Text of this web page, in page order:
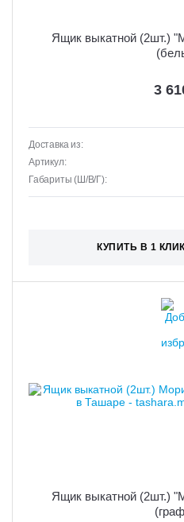
Ящик выкатной (2шт.)
3
Доставка из:
Артикул:
Габариты (Ш/В/Г):
КУПИТЬ В 1
Ящик выкатной (2шт.)